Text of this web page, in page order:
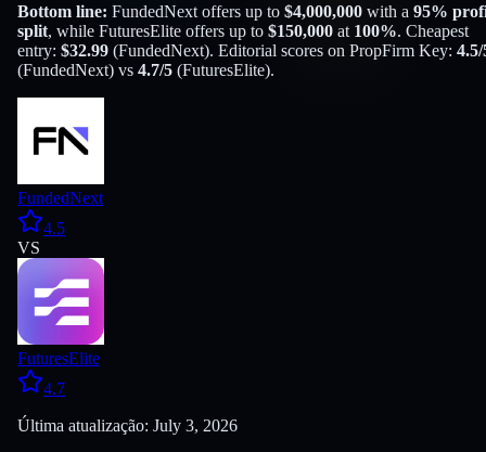
Bottom line: FundedNext offers up to $4,000,000 with a 95%
split, while FuturesElite offers up to $150,000 at 100%. Cheapest
entry: $32.99 (FundedNext). Editorial scores on PropFirm Key: 4.5/
(FundedNext) vs 4.7/5 (FuturesElite).
FundedNext
4.5
VS
FuturesElite
4.7
Última atualização: July 3, 2026